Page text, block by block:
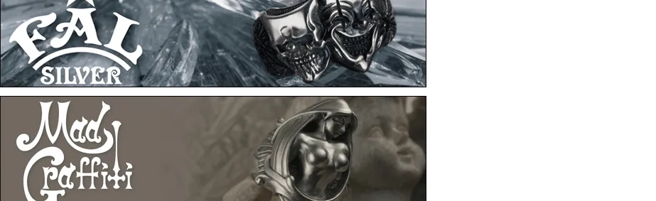
▼7月10日アップ
F.A.L F.A.L